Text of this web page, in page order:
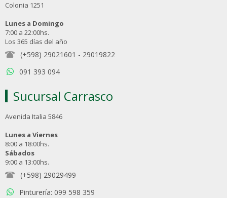
Colonia 1251
Lunes a Domingo
7:00 a 22:00hs.
Los 365 días del año
(+598) 29021601 - 29019822
091 393 094
Sucursal Carrasco
Avenida Italia 5846
Lunes a Viernes
8:00 a 18:00hs.
Sábados
9:00 a 13:00hs.
(+598) 29029499
Pinturería: 099 598 359